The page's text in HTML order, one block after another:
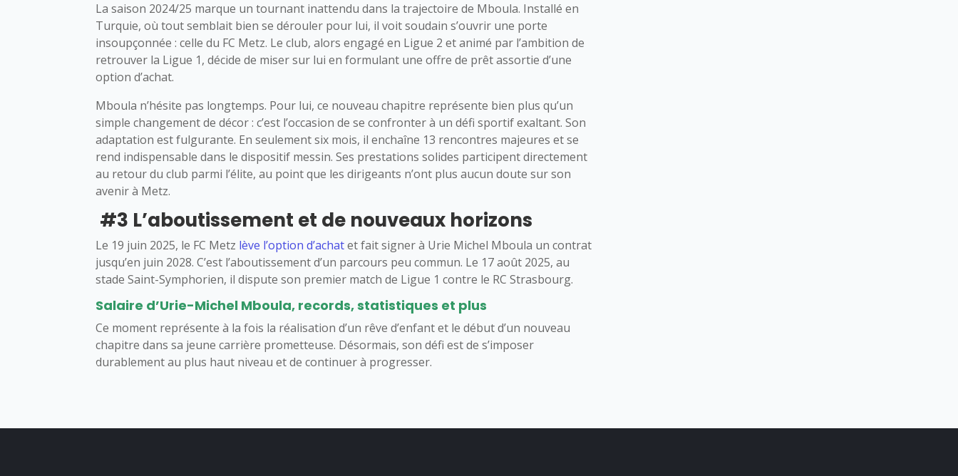
La saison 2024/25 marque un tournant inattendu dans la trajectoire de Mboula. Installé en
Turquie, où tout semblait bien se dérouler pour lui, il voit soudain s’ouvrir une porte
insoupçonnée : celle du FC Metz. Le club, alors engagé en Ligue 2 et animé par l’ambition de
retrouver la Ligue 1, décide de miser sur lui en formulant une offre de prêt assortie d’une
option d’achat.
Mboula n’hésite pas longtemps. Pour lui, ce nouveau chapitre représente bien plus qu’un
simple changement de décor : c’est l’occasion de se confronter à un défi sportif exaltant. Son
adaptation est fulgurante. En seulement six mois, il enchaîne 13 rencontres majeures et se
rend indispensable dans le dispositif messin. Ses prestations solides participent directement
au retour du club parmi l’élite, au point que les dirigeants n’ont plus aucun doute sur son
avenir à Metz.
#3 L’aboutissement et de nouveaux horizons
Le 19 juin 2025, le FC Metz lève l’option d’achatet fait signer à Urie Michel Mboula un contrat
jusqu’en juin 2028. C’est l’aboutissement d’un parcours peu commun. Le 17 août 2025, au
stade Saint-Symphorien, il dispute son premier match de Ligue 1 contre le RC Strasbourg.
Salaire d’Urie-Michel Mboula, records, statistiques et plus
Ce moment représente à la fois la réalisation d’un rêve d’enfant et le début d’un nouveau
chapitre dans sa jeune carrière prometteuse. Désormais, son défi est de s’imposer
durablement au plus haut niveau et de continuer à progresser.